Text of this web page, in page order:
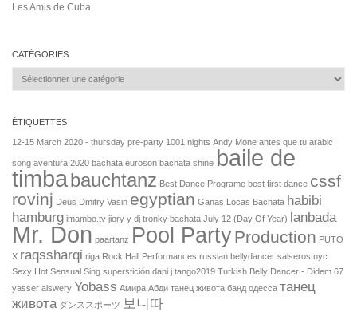
Les Amis de Cuba
CATÉGORIES
Catégories
ÉTIQUETTES
12-15 March 2020 - thursday pre-party 1001 nights Andy Mone antes que tu arabic
song aventura 2020 bachata euroson bachata shine baile de
timbabauchtanz Best Dance Programe best first dance cssf
rovinj Deus Dmitry Vasin egyptian Ganas Locas Bachata habibi
hamburg imambo.tv jiory y dj tronky bachata July 12 (Day Of Year) lanbada
Mr. Don paartanz Pool PartyProduction PUTO
X raqssharqi riga Rock Hall Performances russian bellydancer salseros nyc
Sexy Hot Sensual Sing superstición dani j tango2019 Turkish Belly Dancer - Didem 67
yasser alswery Yobass Амира Абди танец живота банд одесса танец
живота ダンススポーツ 보니따